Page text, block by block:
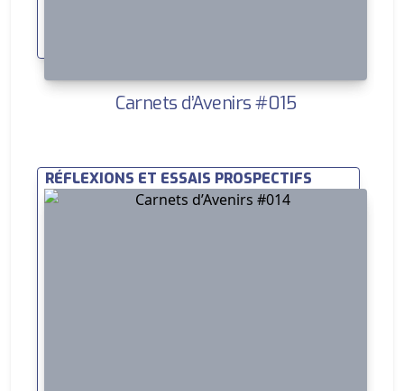
Carnets d’Avenirs #015
RÉFLEXIONS ET ESSAIS PROSPECTIFS